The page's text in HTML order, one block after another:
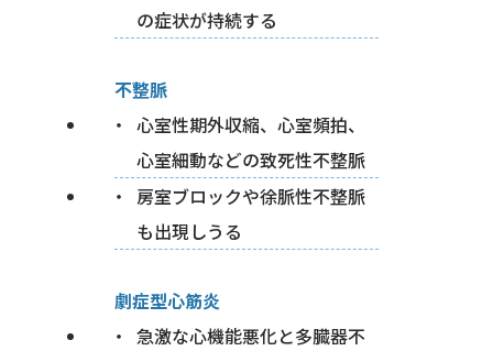
の症状が持続する
不整脈
心室性期外収縮、心室頻拍、
心室細動などの致死性不整脈
房室ブロックや徐脈性不整脈
も出現しうる
劇症型心筋炎
急激な心機能悪化と多臓器不